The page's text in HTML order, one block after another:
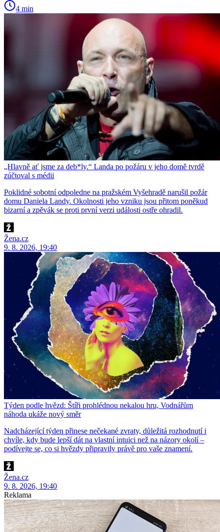
4 min
„Hlavně ať jsme za deb*ly.“ Landa po požáru v jeho domě tvrdě
zúčtoval s médii
Poklidné sobotní odpoledne na pražském Vyšehradě narušil požár
domu Daniela Landy. Okolnosti jeho vzniku jsou přitom poněkud
bizarní a zpěvák se proti první verzi události ostře ohradil.
Žena.cz
9. 8. 2026, 19:40
Týden podle hvězd: Štíři prohlédnou nekalou hru, Vodnářům
náhoda ukáže nový směr
Nadcházející týden přinese nečekané zvraty, důležitá rozhodnutí i
chvíle, kdy bude lepší dát na vlastní intuici než na názory okolí –
podívejte se, co si hvězdy připravily právě pro vaše znamení.
Žena.cz
9. 8. 2026, 19:40
Reklama